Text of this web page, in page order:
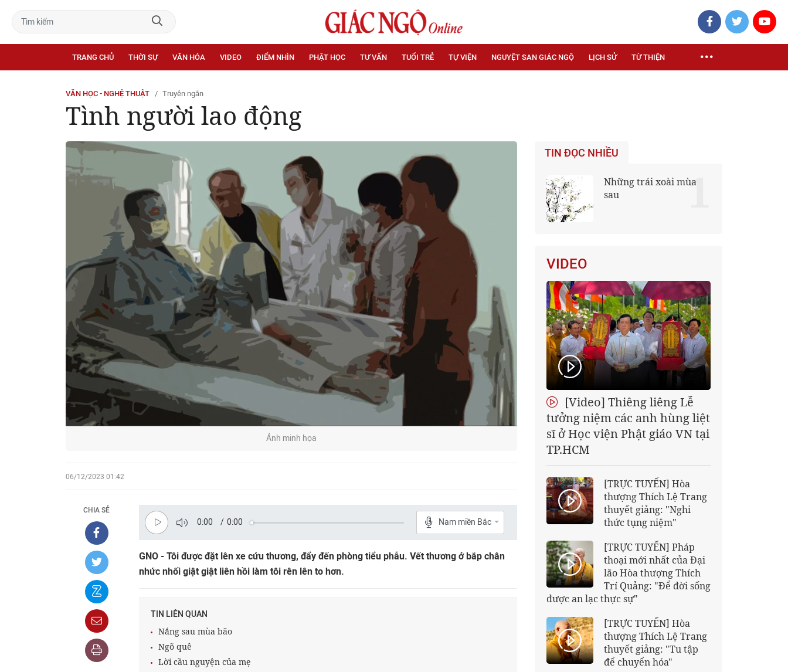
TRANG CHỦ THỜI SỰ VĂN HÓA VIDEO ĐIỂM NHÌN PHẬT HỌC TƯ VẤN TUỔI TRẺ TỰ VIỆN NGUYỆT SAN GIÁC NGỘ LỊCH SỬ TỪ THIỆN
VĂN HỌC - NGHỆ THUẬT Truyện ngắn
Tình người lao động
Ảnh minh họa
06/12/2023 01:42
CHIA SẺ
0:00 / 0:00 Nam miền Bắc
GNO - Tôi được đặt lên xe cứu thương, đẩy đến phòng tiểu phẫu. Vết thương ở bắp chân
nhức nhối giật giật liên hồi làm tôi rên lên to hơn.
TIN LIÊN QUAN
Nắng sau mùa bão
Ngõ quê
Lời cầu nguyện của mẹ
TIN ĐỌC NHIỀU
Những trái xoài mùa
sau
1
VIDEO
[Video] Thiêng liêng Lễ
tưởng niệm các anh hùng liệt
sĩ ở Học viện Phật giáo VN tại
TP.HCM
[TRỰC TUYẾN] Hòa
thượng Thích Lệ Trang
thuyết giảng: "Nghi
thức tụng niệm"
[TRỰC TUYẾN] Pháp
thoại mới nhất của Đại
lão Hòa thượng Thích
Trí Quảng: "Để đời sống
được an lạc thực sự"
[TRỰC TUYẾN] Hòa
thượng Thích Lệ Trang
thuyết giảng: "Tu tập
để chuyển hóa"